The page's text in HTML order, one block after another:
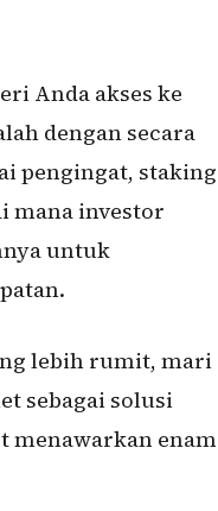
Anda akses ke
dengan secara
pengingat, staking
mana investor
untuk
lebih rumit, mari
sebagai solusi
menawarkan enam